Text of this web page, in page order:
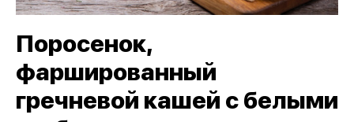
Поросенок,
фаршированный
гречневой кашей с белыми